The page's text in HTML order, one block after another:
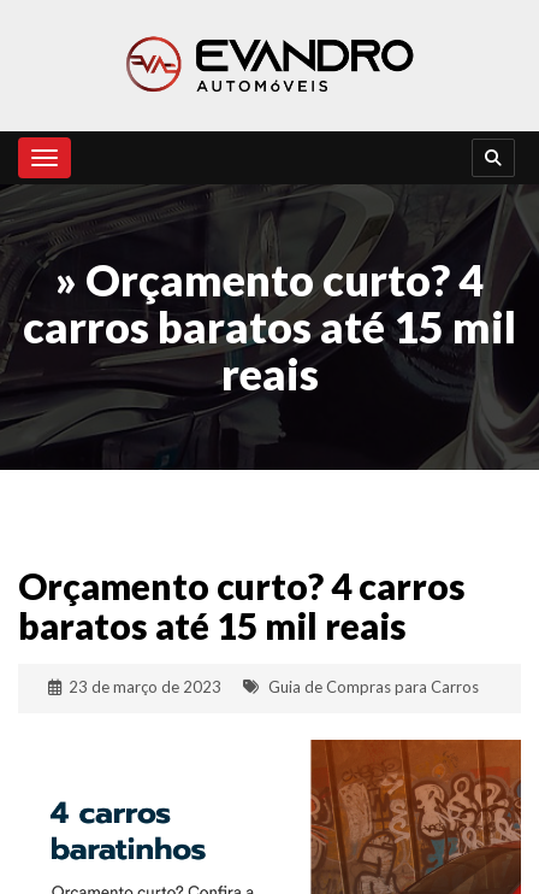
Toggle navigation
» Orçamento curto? 4
carros baratos até 15 mil
reais
Orçamento curto? 4 carros
baratos até 15 mil reais
23 de março de 2023 Guia de Compras para Carros